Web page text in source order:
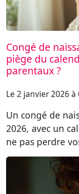
Congé de
piège du
parentaux ?
Le 2 janvier 2026 à
Un congé de
2026, avec un
ne pas perdre